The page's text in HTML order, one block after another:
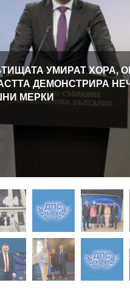
УМИРАТ ХОРА,
ДЕМОНСТРИРА
МЕРКИ